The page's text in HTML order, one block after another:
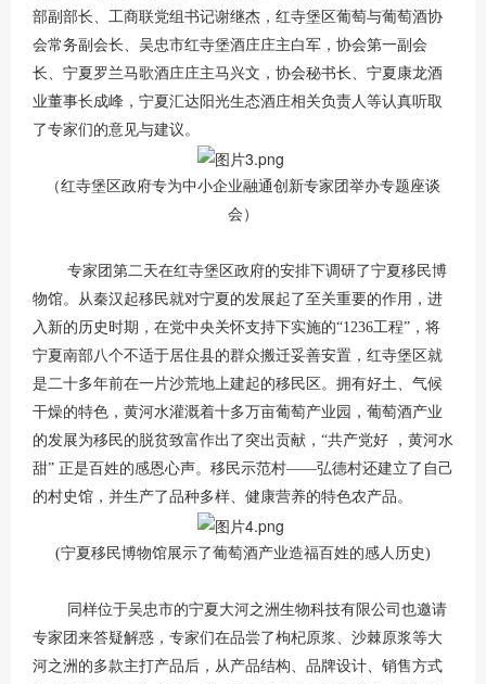
部副部长、工商联党组书记谢继杰，红寺堡区葡萄与葡萄酒协
会常务副会长、吴忠市红寺堡酒庄庄主白军，协会第一副会
长、宁夏罗兰马歌酒庄庄主马兴文，协会秘书长、宁夏康龙酒
业董事长成峰，宁夏汇达阳光生态酒庄相关负责人等认真听取
了专家们的意见与建议。
（红寺堡区政府专为中小企业融通创新专家团举办专题座谈
会）
专家团第二天在红寺堡区政府的安排下调研了宁夏移民博
物馆。从秦汉起移民就对宁夏的发展起了至关重要的作用，进
入新的历史时期，在党中央关怀支持下实施的“1236工程”，将
宁夏南部八个不适于居住县的群众搬迁妥善安置，红寺堡区就
是二十多年前在一片沙荒地上建起的移民区。拥有好土、气候
干燥的特色，黄河水灌溉着十多万亩葡萄产业园，葡萄酒产业
的发展为移民的脱贫致富作出了突出贡献，“共产党好 ，黄河水
甜” 正是百姓的感恩心声。移民示范村——弘德村还建立了自己
的村史馆，并生产了品种多样、健康营养的特色农产品。
(宁夏移民博物馆展示了葡萄酒产业造福百姓的感人历史)
同样位于吴忠市的宁夏大河之洲生物科技有限公司也邀请
专家团来答疑解惑，专家们在品尝了枸杞原浆、沙棘原浆等大
河之洲的多款主打产品后，从产品结构、品牌设计、销售方式